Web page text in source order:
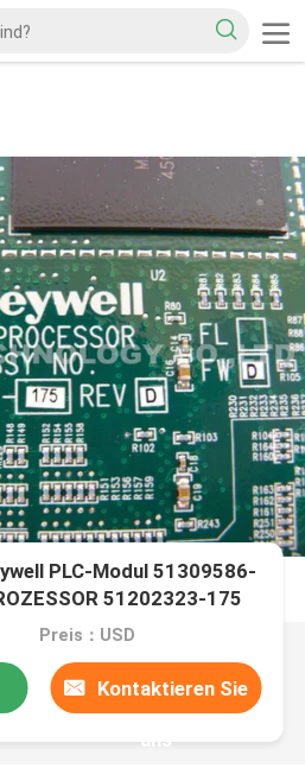
PLC-Modul 51309586-
51202323-175
Preis：USD
Kontaktieren Sie
uns